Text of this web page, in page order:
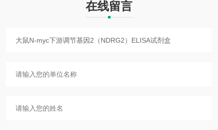
在线留言